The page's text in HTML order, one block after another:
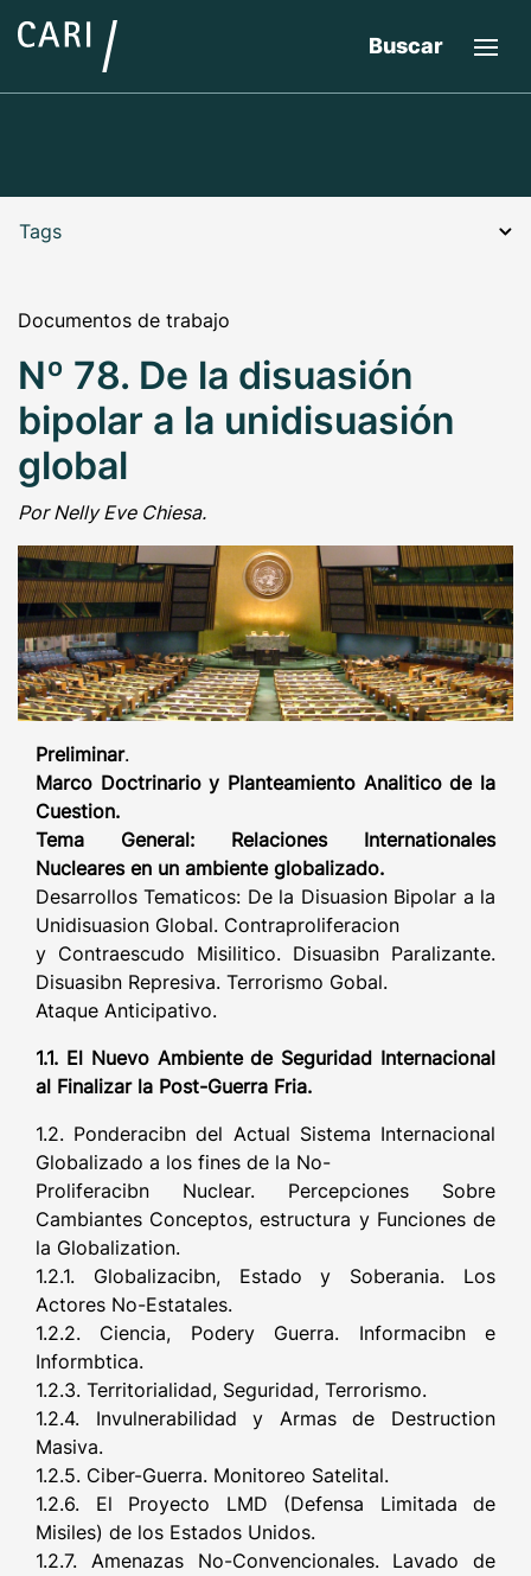
Buscar
Documentos de trabajo
Nº 78. De la disuasión
bipolar a la unidisuasión
global
Por Nelly Eve Chiesa.
Preliminar.
Marco Doctrinario y Planteamiento Analitico de la
Cuestion.
Tema General: Relaciones Internationales
Nucleares en un ambiente globalizado.
Desarrollos Tematicos: De la Disuasion Bipolar a la
Unidisuasion Global. Contraproliferacion
y Contraescudo Misilitico. Disuasibn Paralizante.
Disuasibn Represiva. Terrorismo Gobal.
Ataque Anticipativo.
1.1. El Nuevo Ambiente de Seguridad Internacional
al Finalizar la Post-Guerra Fria.
1.2. Ponderacibn del Actual Sistema Internacional
Globalizado a los fines de la No-
Proliferacibn Nuclear. Percepciones Sobre
Cambiantes Conceptos, estructura y Funciones de
la Globalization.
1.2.1. Globalizacibn, Estado y Soberania. Los
Actores No-Estatales.
1.2.2. Ciencia, Podery Guerra. Informacibn e
Informbtica.
1.2.3. Territorialidad, Seguridad, Terrorismo.
1.2.4. Invulnerabilidad y Armas de Destruction
Masiva.
1.2.5. Ciber-Guerra. Monitoreo Satelital.
1.2.6. El Proyecto LMD (Defensa Limitada de
Misiles) de los Estados Unidos.
1.2.7. Amenazas No-Convencionales. Lavado de
Tags